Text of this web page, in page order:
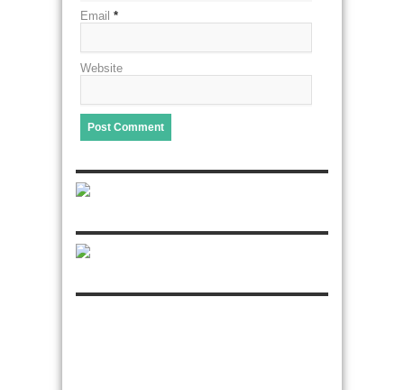
Email *
Website